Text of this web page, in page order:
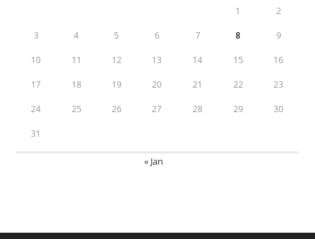
1 2
3 4 5 6 7 8 9
10 11 12 13 14 15 16
17 18 19 20 21 22 23
24 25 26 27 28 29 30
31
« Jan